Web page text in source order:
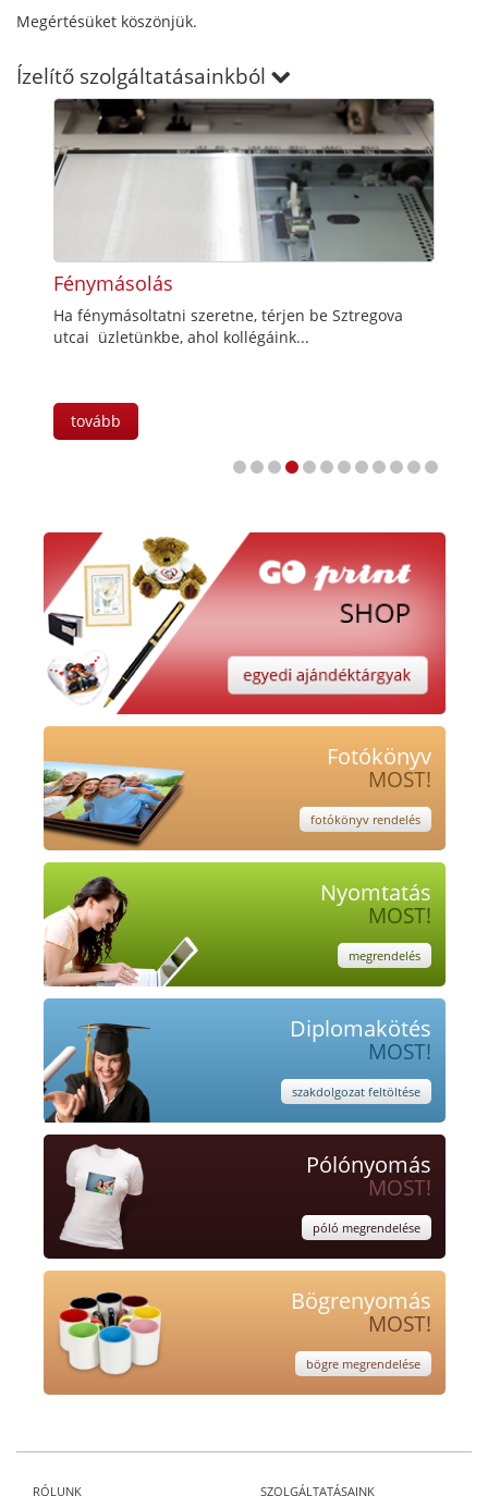
Megértésüket köszönjük.
Ízelítő szolgáltatásainkból
Fénymásolás
Ha fénymásoltatni szeretne, térjen be Sztregova
utcai üzletünkbe, ahol kollégáink...
tovább
Fotókönyv
MOST!
fotókönyv rendelés
Nyomtatás
MOST!
megrendelés
Diplomakötés
MOST!
szakdolgozat feltöltése
Pólónyomás
MOST!
póló megrendelése
Bögrenyomás
MOST!
bögre megrendelése
RÓLUNK SZOLGÁLTATÁSAINK